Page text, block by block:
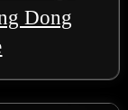
Dong